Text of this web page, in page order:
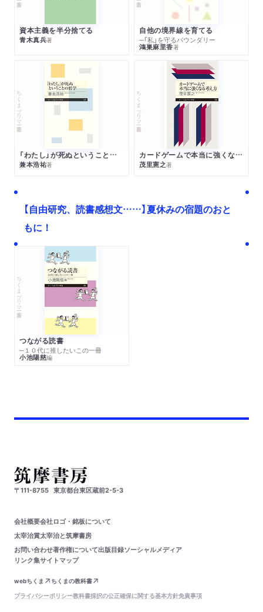
資本主義を半分捨てる
青木真兵著
自他の境界線を育てる
─「私」を守るバウンダリー
鴻巣麻里香著
ちくまプリマー新書
「わたし」が死ぬということの哲学
兼本浩祐著
ちくまプリマー新書
カードゲームで本当に強くなる考え方
茂里憲之著
【自由研究、読書感想文……】夏休みの宿題のおと
もに！
ちくまプリマー新書
つながる読書
─１０代に推したいこの一冊
小池陽慈編
〒111-8755 東京都台東区蔵前2-5-3
会社概要会社ロゴ・銘板について
太宰治賞太宰治と筑摩書房
お問い合わせ著作権について出版目録ソーシャルメディア
リンク集サイトマップ
webちくま
ちくまの教科書
プライバシーポリシー教科書採択の公正確保に関する基本方針免責事項